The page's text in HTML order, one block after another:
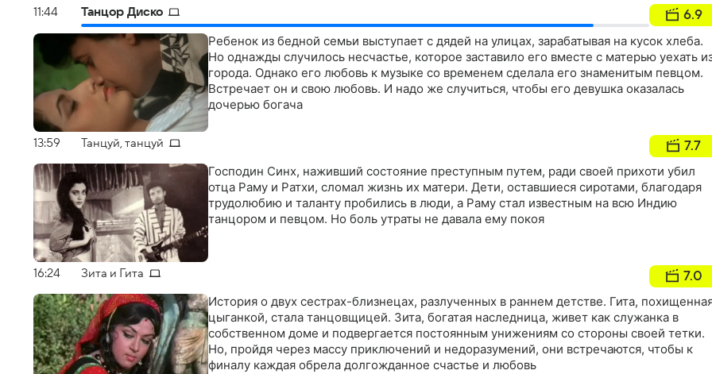
11:44
Танцор Диско 6.9
Ребенок из бедной семьи выступает с дядей на улицах, зарабатывая на кусок хлеба.
Но однажды случилось несчастье, которое заставило его вместе с матерью уехать
города. Однако его любовь к музыке со временем сделала его знаменитым певцом.
Встречает он и свою любовь. И надо же случиться, чтобы его девушка оказалась
дочерью богача
13:59 Танцуй, танцуй 7.7
Господин Синх, наживший состояние преступным путем, ради своей прихоти убил
отца Раму и Ратхи, сломал жизнь их матери. Дети, оставшиеся сиротами, благодаря
трудолюбию и таланту пробились в люди, а Раму стал известным на всю Индию
танцором и певцом. Но боль утраты не давала ему покоя
16:24 Зита и Гита 7.0
История о двух сестрах-близнецах, разлученных в раннем детстве. Гита,
цыганкой, стала танцовщицей. Зита, богатая наследница, живет как служанка в
собственном доме и подвергается постоянным унижениям со стороны своей тетки.
Но, пройдя через массу приключений и недоразумений, они встречаются, чтобы к
финалу каждая обрела долгожданное счастье и любовь